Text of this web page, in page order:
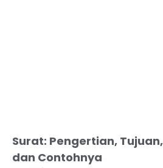
Surat: Pengertian,
dan Contohnya